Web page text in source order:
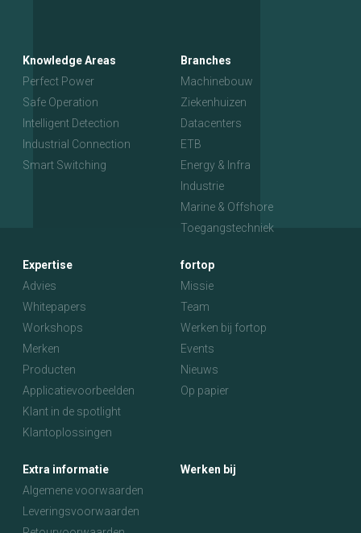
Knowledge Areas
Perfect Power
Safe Operation
Intelligent Detection
Industrial Connection
Smart Switching
Branches
Machinebouw
Ziekenhuizen
Datacenters
ETB
Energy & Infra
Industrie
Marine & Offshore
Toegangstechniek
Expertise
Advies
Whitepapers
Workshops
Merken
Producten
Applicatievoorbeelden
Klant in de spotlight
Klantoplossingen
fortop
Missie
Team
Werken bij fortop
Events
Nieuws
Op papier
Extra informatie
Algemene voorwaarden
Leveringsvoorwaarden
Werken bij